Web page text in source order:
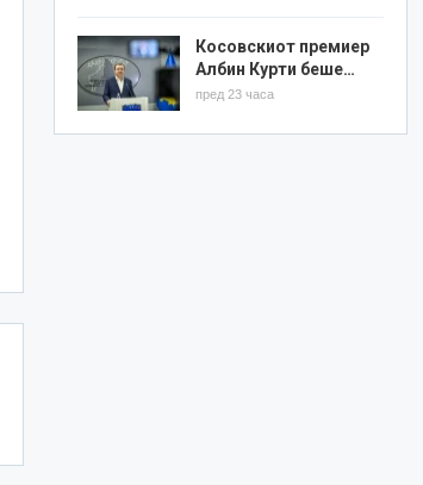
Косовскиот премиер
Албин Курти беше…
пред 23 часа